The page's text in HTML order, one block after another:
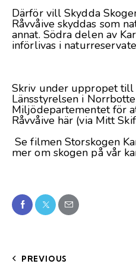
Därför vill Skydda
Råvvåive skyddas som
annat. Södra delen av
införlivas i
Skriv under uppropet
Länsstyrelsen i
Miljödepartementet för
Råvvåive här (via Mitt
Se filmenStorskogen
mer om skogen på vår
PREVIOUS